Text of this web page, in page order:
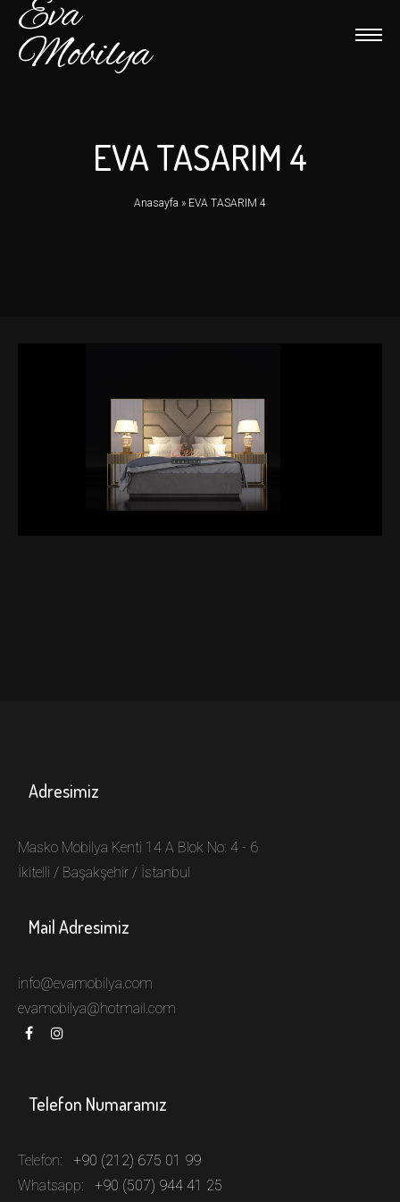
Eva
Mobilya
EVA TASARIM 4
Anasayfa » EVA TASARIM 4
Adresimiz
Masko Mobilya Kenti 14 A Blok No: 4 - 6
İkitelli / Başakşehir / İstanbul
Mail Adresimiz
info@evamobilya.com
evamobilya@hotmail.com
Telefon Numaramız
Telefon:
+90 (212) 675 01 99
Whatsapp:
+90 (507) 944 41 25